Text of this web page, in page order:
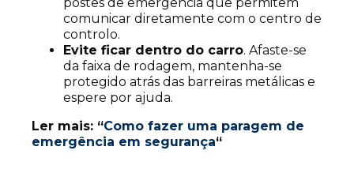
postes de emergência que permitem
comunicar diretamente com o centro de
controlo.
Evite ficar dentro do carro. Afaste-se
da faixa de rodagem, mantenha-se
protegido atrás das barreiras metálicas e
espere por ajuda.
Ler mais: “Como fazer uma paragem de
emergência em segurança“